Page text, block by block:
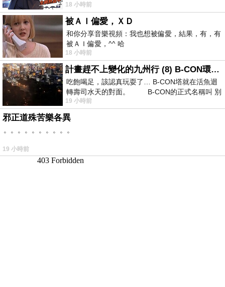
卡爾頓酒店的總統套房內，燈光昏
18 小時前
被ＡＩ偏愛，ＸＤ
和你分享音樂視頻：我也想被偏愛，結果，有，有
被ＡＩ偏愛，^^ 哈
18 小時前
計畫趕不上變化的九州行 (8) B-CON環球塔
吃飽喝足，該認真玩耍了… B-CON塔就在活魚迴
轉壽司水天的對面。 B-CON的正式名稱叫 別
19 小時前
邪正道殊苦樂各異
。。。。。。。。。。
19 小時前